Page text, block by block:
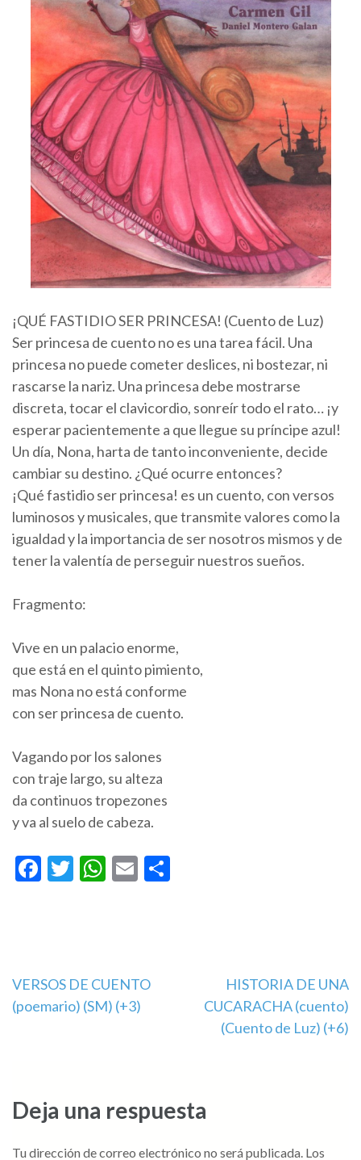
¡QUÉ FASTIDIO SER PRINCESA! (Cuento de Luz)
Ser princesa de cuento no es una tarea fácil. Una
princesa no puede cometer deslices, ni bostezar, ni
rascarse la nariz. Una princesa debe mostrarse
discreta, tocar el clavicordio, sonreír todo el rato… ¡y
esperar pacientemente a que llegue su príncipe azul!
Un día, Nona, harta de tanto inconveniente, decide
cambiar su destino. ¿Qué ocurre entonces?
¡Qué fastidio ser princesa! es un cuento, con versos
luminosos y musicales, que transmite valores como la
igualdad y la importancia de ser nosotros mismos y de
tener la valentía de perseguir nuestros sueños.
Fragmento:
Vive en un palacio enorme,
que está en el quinto pimiento,
mas Nona no está conforme
con ser princesa de cuento.
Vagando por los salones
con traje largo, su alteza
da continuos tropezones
y va al suelo de cabeza.
Facebook
Twitter
WhatsApp
Email
Navegación
de
VERSOS DE CUENTO
(poemario) (SM) (+3)
HISTORIA DE UNA
CUCARACHA (cuento)
(Cuento de Luz) (+6)
Deja una respuesta
Tu dirección de correo electrónico no será publicada. Los